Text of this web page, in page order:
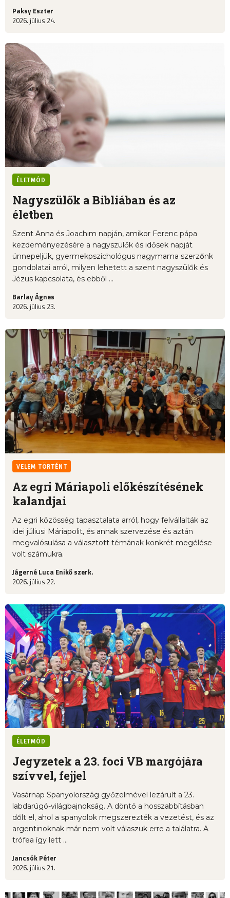
Paksy Eszter
2026. július 24.
ÉLETMÓD
Nagyszülők a Bibliában és az
életben
Szent Anna és Joachim napján, amikor Ferenc pápa
kezdeményezésére a nagyszülők és idősek napját
ünnepeljük, gyermekpszichológus nagymama szerzőnk
gondolatai arról, milyen lehetett a szent nagyszülők és
Jézus kapcsolata, és ebből ...
Barlay Ágnes
2026. július 23.
VELEM TÖRTÉNT
Az egri Máriapoli előkészítésének
kalandjai
Az egri közösség tapasztalata arról, hogy felvállalták az
idei júliusi Máriapolit, és annak szervezése és aztán
megvalósulása a választott témának konkrét megélése
volt számukra.
Jágerné Luca Enikő szerk.
2026. július 22.
ÉLETMÓD
Jegyzetek a 23. foci VB margójára
szívvel, fejjel
Vasárnap Spanyolország győzelmével lezárult a 23.
labdarúgó-világbajnokság. A döntő a hosszabbításban
dőlt el, ahol a spanyolok megszerezték a vezetést, és az
argentinoknak már nem volt válaszuk erre a találatra. A
trófea így lett ...
Jancsók Péter
2026. július 21.